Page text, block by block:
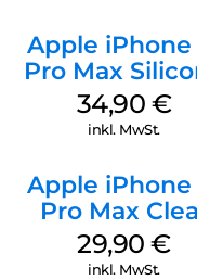
Apple iPhone
Pro Max
Case MagSafe
Denim
34,90 €
inkl. MwSt.
Apple iPhone
Pro Max
Case MagSafe
Transparent
29,90€
inkl. MwSt.